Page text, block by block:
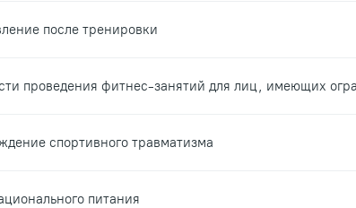
после тренировки
проведения фитнес-занятий для лиц, имеющих
спортивного травматизма
питания